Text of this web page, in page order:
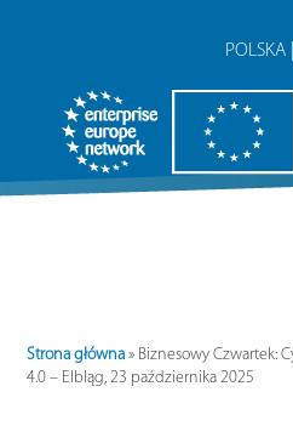
Strona główna » Biznesowy Czwartek:
4.0 – Elbląg, 23 października 2025